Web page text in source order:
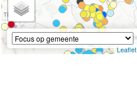
Leaflet